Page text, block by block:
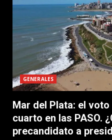
GENERALES
Mar del Plata: el
cuarto en las PASO.
precandidato a